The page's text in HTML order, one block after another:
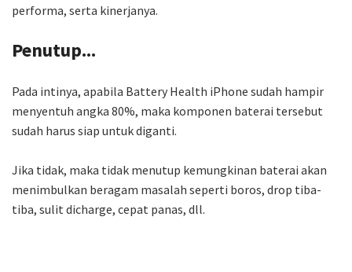
performa, serta kinerjanya.
Penutup...
Pada intinya, apabila Battery Health iPhone sudah hampir
menyentuh angka 80%, maka komponen baterai tersebut
sudah harus siap untuk diganti.
Jika tidak, maka tidak menutup kemungkinan baterai akan
menimbulkan beragam masalah seperti boros, drop tiba-
tiba, sulit dicharge, cepat panas, dll.